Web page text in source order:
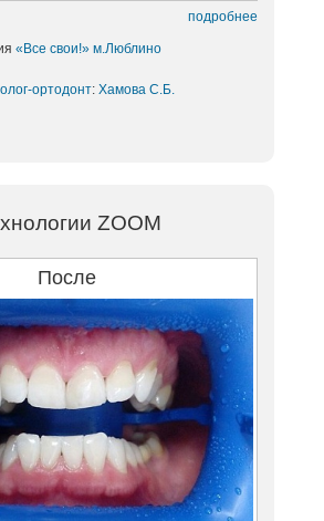
подробнее
«Все свои!» м.Люблино
ортодонт: Хамова С.Б.
ZOOM
После